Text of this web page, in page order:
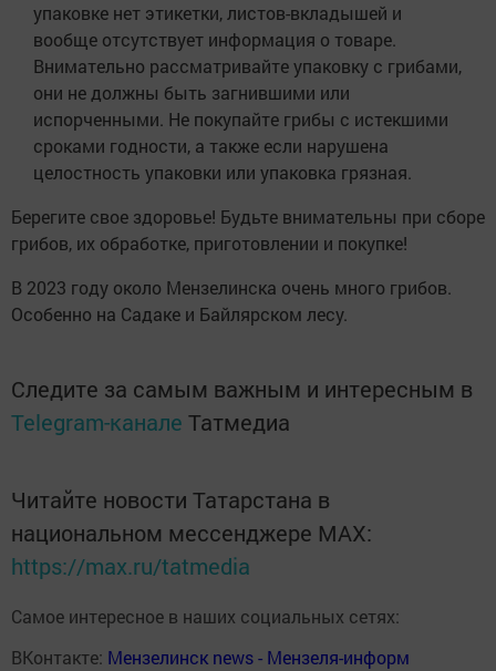
упаковке нет этикетки, листов-вкладышей и
вообще отсутствует информация о товаре.
Внимательно рассматривайте упаковку с грибами,
они не должны быть загнившими или
испорченными. Не покупайте грибы с истекшими
сроками годности, а также если нарушена
целостность упаковки или упаковка грязная.
Берегите свое здоровье! Будьте внимательны при сборе
грибов, их обработке, приготовлении и покупке!
В 2023 году около Мензелинска очень много грибов.
Особенно на Садаке и Байлярском лесу.
Следите за самым важным и интересным в
Telegram-канале Татмедиа
Читайте новости Татарстана в
национальном мессенджере MАХ:
https://max.ru/tatmedia
Самое интересное в наших социальных сетях:
ВКонтакте: Мензелинск news - Мензеля-информ